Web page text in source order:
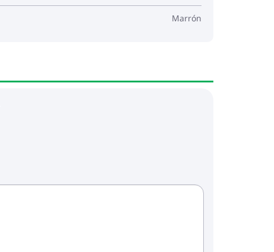
Marrón